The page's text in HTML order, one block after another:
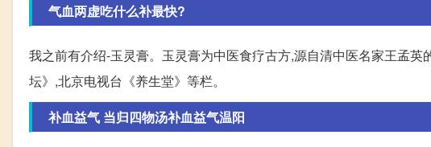
气血两虚吃什么补最快?
我之前有介绍-玉灵膏。玉灵膏为中医食疗古方,源自清中医名家王孟
坛》,北京电视台《养生堂》等栏。
补血益气 当归四物汤补血益气温阳